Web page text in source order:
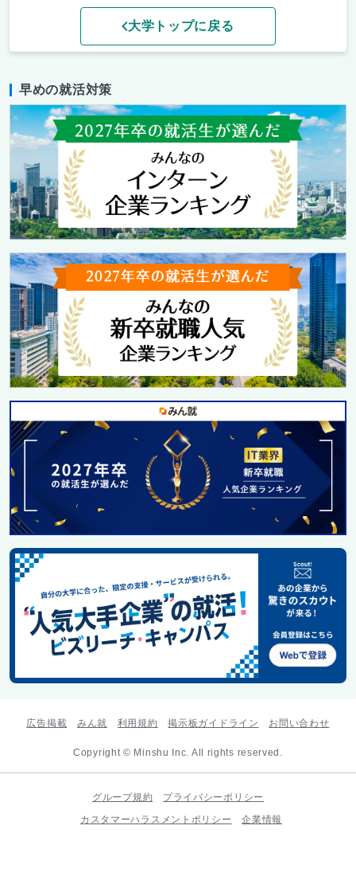
大学トップに戻る
早めの就活対策
広告掲載 みん就 利用規約 掲示板ガイドライン お問い合わせ
Copyright © Minshu Inc. All rights reserved.
グループ規約
プライバシーポリシー
カスタマーハラスメントポリシー
企業情報